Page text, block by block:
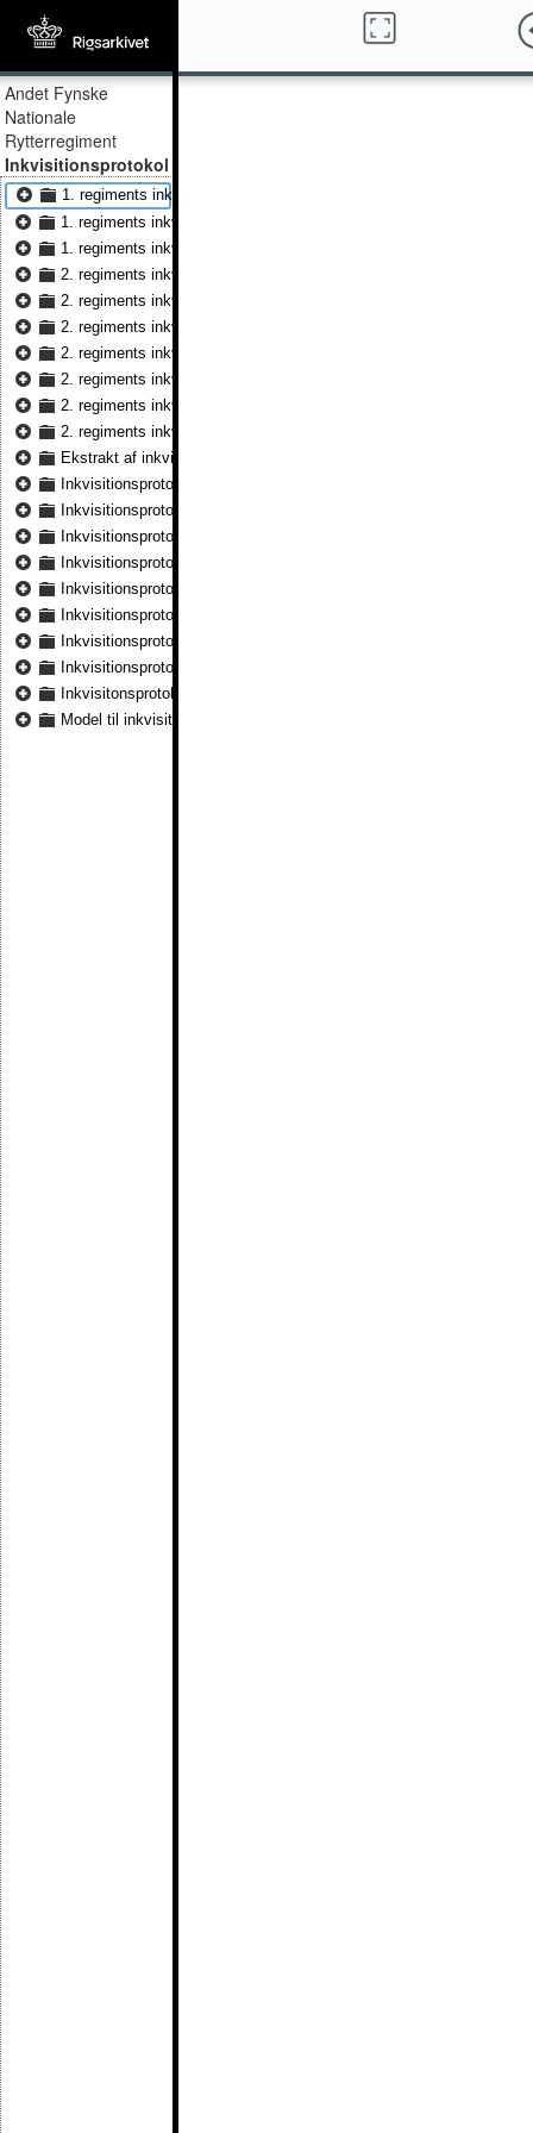
Andet Fynske
Nationale
Rytterregiment
Inkvisitionsprotokol
1. regiments inkvisitionsprotokol 1692 - 1. regiments
1. regiments inkvisitionsprotokol 1702 - 1. regiments
1. regiments inkvisitionsprotokol 1702 - 1. regiments
2. regiments inkvisitionsprotokol 1692 - 2. regiments
2. regiments inkvisitionsprotokol 1692 - 2. regiments
2. regiments inkvisitionsprotokol 1693 - 2. regiments
2. regiments inkvisitionsprotokol 1709
2. regiments inkvisitionsprotokol 1709
2. regiments inkvisitionsprotokol 1712 - 2. regiments
2. regiments inkvisitionsprotokol Nyborg 1717
Ekstrakt af inkvisitionsforretningen over reluitionsgodset og det
Inkvisitionsprotokol 1717
Inkvisitionsprotokol over det fynske ryttergods 1720
Inkvisitionsprotokol over det fynske ryttergods 1727 -
Inkvisitionsprotokol over reluitionsgodset Assens og Hindsgavl
Inkvisitionsprotokol over reluitionsgodset Nyborg 1717
Inkvisitionsprotokol over reluitionsgodset Nyborg og Tranekær
Inkvisitionsprotokol over reluitionsgodset Odense og Rugaard amter
Inkvisitionsprotokol over ryttergodset Odense og Nyborg amter 1717
Inkvisitonsprotokol for ryttergodset i Odense og Rugaard amter
Model til inkvisition på det fynske ryttergods 1732